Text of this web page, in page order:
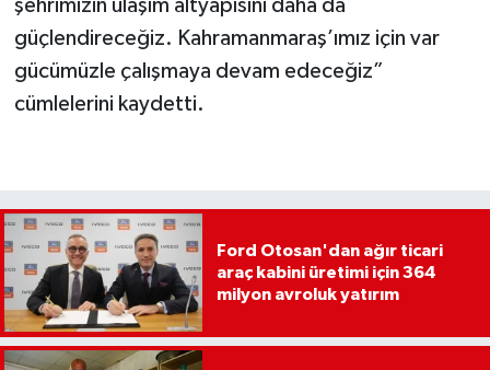
şehrimizin ulaşım altyapısını daha da
güçlendireceğiz. Kahramanmaraş’ımız için var
gücümüzle çalışmaya devam edeceğiz”
cümlelerini kaydetti.
Ford Otosan'dan ağır ticari
araç kabini üretimi için 364
milyon avroluk yatırım